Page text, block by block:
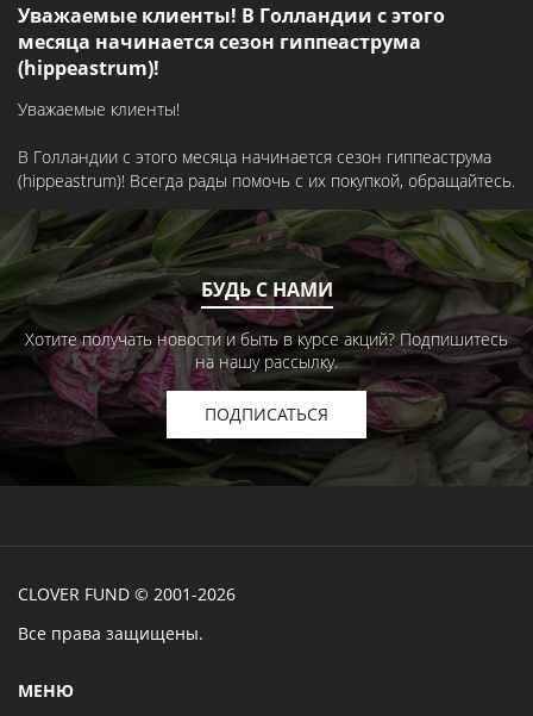
Уважаемые клиенты! В Голландии с этого
месяца начинается сезон гиппеаструма
(hippeastrum)!
Уважаемые клиенты!
В Голландии с этого месяца начинается сезон гиппеаструма
(hippeastrum)! Всегда рады помочь с их покупкой, обращайтесь.
БУДЬ С НАМИ
Хотите получать новости и быть в курсе акций? Подпишитесь
на нашу рассылку.
ПОДПИСАТЬСЯ
CLOVER FUND © 2001-2026
Все права защищены.
МЕНЮ